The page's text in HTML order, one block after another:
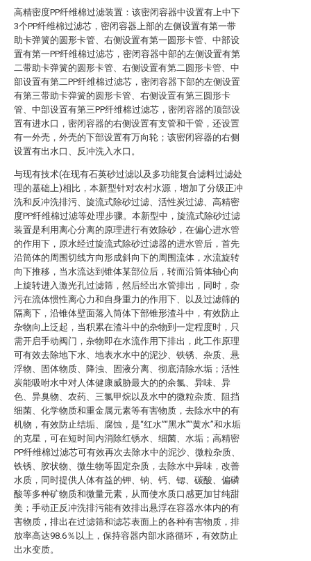
高精密度PP纤维棉过滤装置：该密闭容器中设置有上中下
3个PP纤维棉过滤芯，密闭容器上部的左侧设置有第一带
助卡弹簧的圆形卡管、右侧设置有第一圆形卡管、中部设
置有第一PP纤维棉过滤芯，密闭容器中部的左侧设置有第
二带助卡弹簧的圆形卡管、右侧设置有第二圆形卡管、中
部设置有第二PP纤维棉过滤芯，密闭容器下部的左侧设置
有第三带助卡弹簧的圆形卡管、右侧设置有第三圆形卡
管、中部设置有第三PP纤维棉过滤芯，密闭容器的顶部设
置有进水口，密闭容器的右侧设置有支管和干管，还设置
有一外壳，外壳的下部设置有万向轮；该密闭容器的右侧
设置有出水口、反冲洗入水口。
与现有技术(在现有石英砂过滤以及多功能复合滤料过滤处
理的基础上)相比，本新型针对农村水源，增加了分级正冲
洗和反冲洗排污、旋流式除砂过滤、活性炭过滤、高精密
度PP纤维棉过滤等处理步骤。本新型中，旋流式除砂过滤
装置是利用离心分离的原理进行有效除砂，在偏心进水管
的作用下，原水经过旋流式除砂过滤器的进水管后，首先
沿筒体的周围切线方向形成斜向下的周围流体，水流旋转
向下推移，当水流达到锥体某部位后，转而沿筒体轴心向
上旋转进入激光孔过滤筛，然后经出水管排出，同时，杂
污在流体惯性离心力和自身重力的作用下、以及过滤筛的
隔离下，沿锥体壁面落入筒体下部锥形渣斗中，有效防止
杂物向上泛起，当积累在渣斗中的杂物到一定程度时，只
需开启手动阀门，杂物即在水流作用下排出，此工作原理
可有效去除地下水、地表水水中的泥沙、铁锈、杂质、悬
浮物、固体物质、降浊、固液分离、彻底清除水垢；活性
炭能吸咐水中对人体健康威胁最大的的余氯、异味、异
色、异臭物、农药、三氯甲烷以及水中的微粒杂质、阻挡
细菌、化学物质和重金属元素等有害物质，去除水中的有
机物，有效防止结垢、腐蚀，是“红水”“黑水”“黄水”和水垢
的克星，可在短时间内消除红锈水、细菌、水垢；高精密
PP纤维棉过滤芯可有效再次去除水中的泥沙、微粒杂质、
铁锈、胶状物、微生物等固定杂质，去除水中异味，改善
水质，同时提供人体有益的钾、钠、钙、锶、碳酸、偏磷
酸等多种矿物质和微量元素，从而使水质口感更加甘纯甜
美；手动正反冲洗排污能有效排出悬浮在容器水体内的有
害物质，排出在过滤筛和滤芯表面上的各种有害物质，排
放率高达98.6％以上，保持容器内部水路循环，有效防止
出水变质。